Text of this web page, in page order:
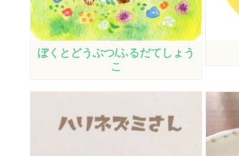
ぼくとどうぶつ/ふるだてしょう
こ